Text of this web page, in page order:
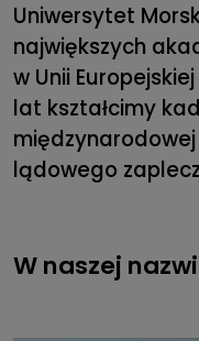
Uniwersytet
największych
w Unii
lat kształcimy
lądowego
W naszej